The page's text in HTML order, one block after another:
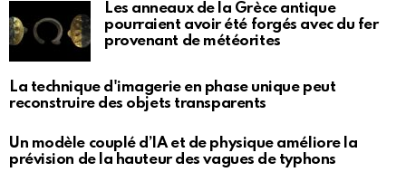
Les anneaux de la Grèce antique
pourraient avoir été forgés avec du fer
provenant de météorites
La technique d'imagerie en phase unique peut
reconstruire des objets transparents
Un modèle couplé d’IA et de physique améliore la
prévision de la hauteur des vagues de typhons